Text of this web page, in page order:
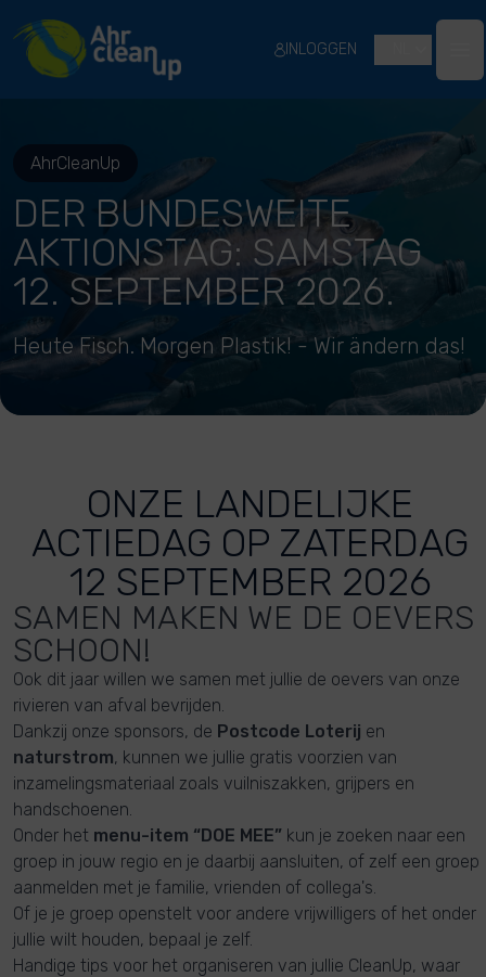
River Cleanup
INLOGGEN
AhrCleanUp
DER BUNDESWEITE
AKTIONSTAG: SAMSTAG
12. SEPTEMBER 2026.
Heute Fisch. Morgen Plastik! - Wir ändern das!
ONZE LANDELIJKE
ACTIEDAG OP ZATERDAG
12 SEPTEMBER 2026
SAMEN MAKEN WE DE OEVERS
SCHOON!
Ook dit jaar willen we samen met jullie de oevers van onze
rivieren van afval bevrijden.
Dankzij onze sponsors, de Postcode Loterij en
naturstrom, kunnen we jullie gratis voorzien van
inzamelingsmateriaal zoals vuilniszakken, grijpers en
handschoenen.
Onder het menu-item “DOE MEE” kun je zoeken naar een
groep in jouw regio en je daarbij aansluiten, of zelf een groep
aanmelden met je familie, vrienden of collega's.
Of je je groep openstelt voor andere vrijwilligers of het onder
jullie wilt houden, bepaal je zelf.
Handige tips voor het organiseren van jullie CleanUp, waar